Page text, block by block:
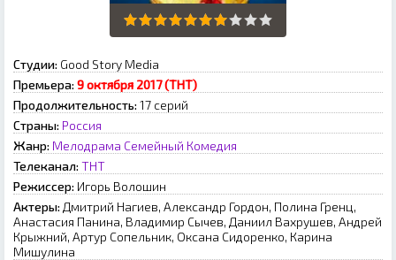
Студии: Good Story Media
Премьера: 9 октября 2017 (ТНТ)
Продолжительность: 17 серий
Страны: Россия
Жанр: Мелодрама Семейный Комедия
Телеканал: ТНТ
Режиссер: Игорь Волошин
Актеры: Дмитрий Нагиев, Александр Гордон, Полина Гренц,
Анастасия Панина, Владимир Сычев, Даниил Вахрушев, Андрей
Крыжний, Артур Сопельник, Оксана Сидоренко, Карина
Мишулина